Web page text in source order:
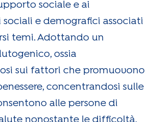
sociale e ai
e demografici associati
temi. Adottando un
ossia
sui fattori che promuovono
concentrandosi sulle
alle persone di
nonostante le difficoltà,